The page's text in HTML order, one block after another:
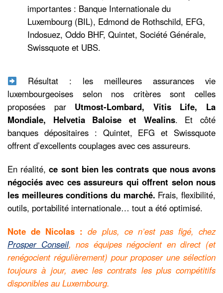
importantes : Banque Internationale du
Luxembourg (BIL), Edmond de Rothschild, EFG,
Indosuez, Oddo BHF, Quintet, Société Générale,
Swissquote et UBS.
Résultat : les meilleures assurances vie
luxembourgeoises selon nos critères sont celles
proposées par Utmost-Lombard, Vitis Life, La
Mondiale, Helvetia Baloise et Wealins. Et côté
banques dépositaires : Quintet, EFG et Swissquote
offrent d’excellents couplages avec ces assureurs.
En réalité,ce sont bien les contrats que nous avons
négociés avec ces assureurs qui offrent selon nous
les meilleures conditions du marché. Frais, flexibilité,
outils, portabilité internationale… tout a été optimisé.
Note de Nicolas :de plus, ce n’est pas figé, chez
Prosper Conseil, nos équipes négocient en direct (et
renégocient régulièrement) pour proposer une sélection
toujours à jour, avec les contrats les plus compétitifs
disponibles au Luxembourg.